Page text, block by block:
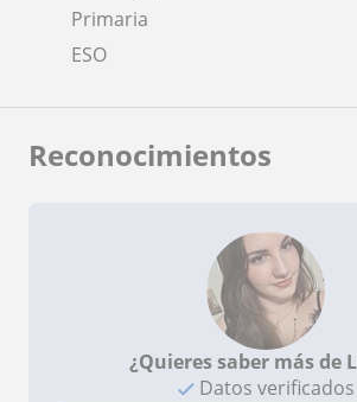
Primaria
ESO
Reconocimientos
¿Quieres saber más de
Datos verificados